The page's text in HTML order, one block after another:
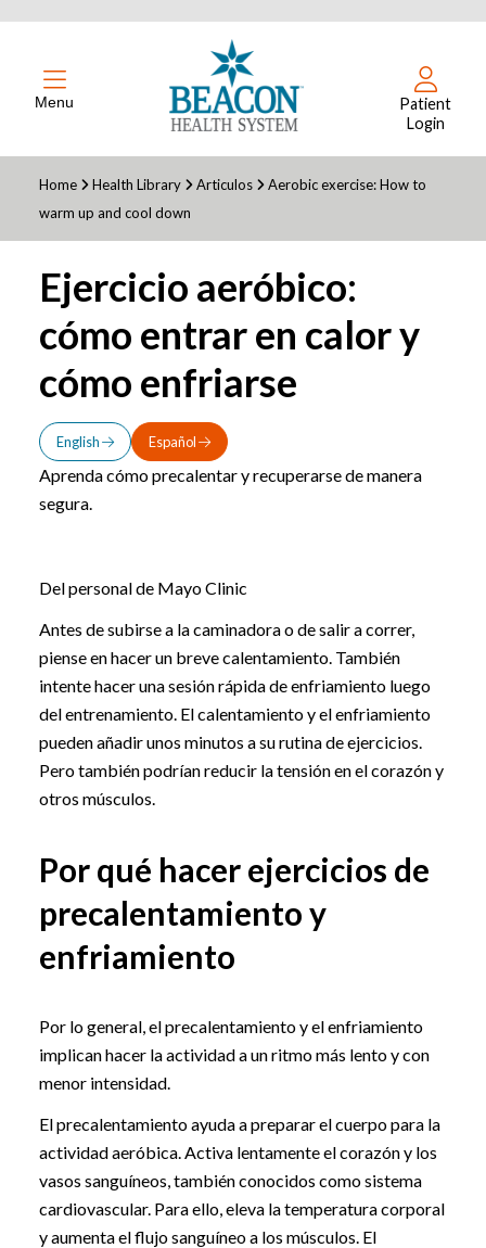
Menu
Patient
Login
Home Health Library Articulos
Aerobic exercise: How to
warm up and cool down
Ejercicio aeróbico:
cómo entrar en calor y
cómo enfriarse
English Español
Aprenda cómo precalentar y recuperarse de manera
segura.
Del personal de Mayo Clinic
Antes de subirse a la caminadora o de salir a correr,
piense en hacer un breve calentamiento. También
intente hacer una sesión rápida de enfriamiento luego
del entrenamiento. El calentamiento y el enfriamiento
pueden añadir unos minutos a su rutina de ejercicios.
Pero también podrían reducir la tensión en el corazón y
otros músculos.
Por qué hacer ejercicios de
precalentamiento y
enfriamiento
Por lo general, el precalentamiento y el enfriamiento
implican hacer la actividad a un ritmo más lento y con
menor intensidad.
El precalentamiento ayuda a preparar el cuerpo para la
actividad aeróbica. Activa lentamente el corazón y los
vasos sanguíneos, también conocidos como sistema
cardiovascular. Para ello, eleva la temperatura corporal
y aumenta el flujo sanguíneo a los músculos. El